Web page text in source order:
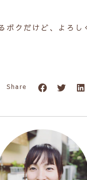
ボクだけど、よろし
Share